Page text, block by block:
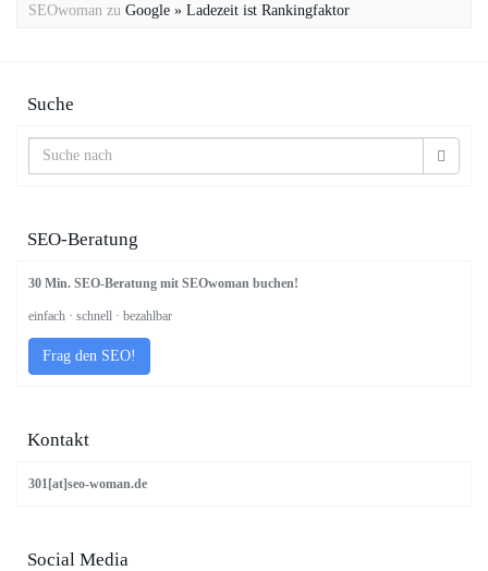
SEOwoman zu Google » Ladezeit ist Rankingfaktor
Suche
SEO-Beratung
30 Min. SEO-Beratung mit SEOwoman buchen!
einfach · schnell · bezahlbar
Frag den SEO!
Kontakt
301[at]seo-woman.de
Social Media